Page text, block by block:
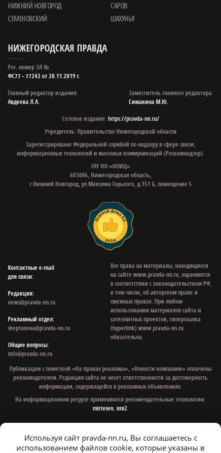
НИЖНИЙ НОВГОРОД
САРОВ
СЕМЕНОВСКИЙ
ШАХУНЬЯ
НИЖЕГОРОДСКАЯ ПРАВДА
Рег. номер ЭЛ №
ФС77 – 77243 от 20.11.2019 г.
Главный редактор издания:
Авдеева Л.А.
Заместитель главного редактора:
Симакина М.Ю.
Сетевое издание:https://pravda-nn.ru/
Учредитель: Правительство Нижегородской области
Зарегистрировано Федеральной службой по надзору в сфере связи,
информационных технологий и массовых коммуникаций (Роскомнадзор).
ГАУ НО «НОИЦ»
603006, Нижегородская область,
г.Нижний Новгород, ул.Максима Горького, д.151 Б, помещение 5
Контактные e‑mail
для связи:
Редакция:
news@pravda-nn.ru
Рекламный отдел:
sheptunova@pravda-nn.ru
Общие вопросы:
info@pravda-nn.ru
Все права на материалы, находящиеся
на сайте www.pravda-nn.ru, охраняются
в соответствии с законодательством РФ,
в том числе, об авторском праве и
смежных правах. При любом
использовании материалов сайта и
сателлитных проектов, гиперссылка
(hyperlink) www.pravda-nn.ru
обязательна.
Публикации с пометкой «На правах рекламы», «Новости компании» оплачены
рекламодателем. Редакция сайта не несет ответственности за достоверность
информации, содержащейся в рекламных объявлениях.
На информационном ресурсе применяются рекомендательные технологии:
mirtesen,smi2.
© 1997 - 2026 Газета «Нижегородская правда»
Используя сайт pravda-nn.ru, Вы соглашаетесь с
использованием файлов cookie, которые указаны в